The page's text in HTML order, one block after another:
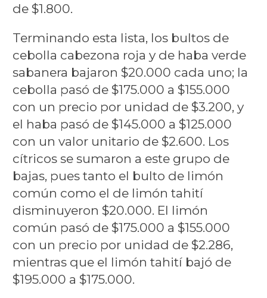
de $1.800.
Terminando esta lista, los bultos de
cebolla cabezona roja y de haba verde
sabanera bajaron $20.000 cada uno; la
cebolla pasó de $175.000 a $155.000
con un precio por unidad de $3.200, y
el haba pasó de $145.000 a $125.000
con un valor unitario de $2.600. Los
cítricos se sumaron a este grupo de
bajas, pues tanto el bulto de limón
común como el de limón tahití
disminuyeron $20.000. El limón
común pasó de $175.000 a $155.000
con un precio por unidad de $2.286,
mientras que el limón tahití bajó de
$195.000 a $175.000.